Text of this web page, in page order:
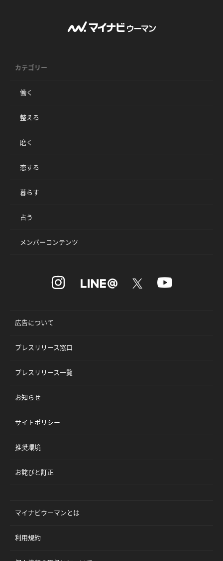
カテゴリー
働く
整える
磨く
恋する
暮らす
占う
メンバーコンテンツ
広告について
プレスリリース窓口
プレスリリース一覧
お知らせ
サイトポリシー
推奨環境
お詫びと訂正
マイナビウーマンとは
利用規約